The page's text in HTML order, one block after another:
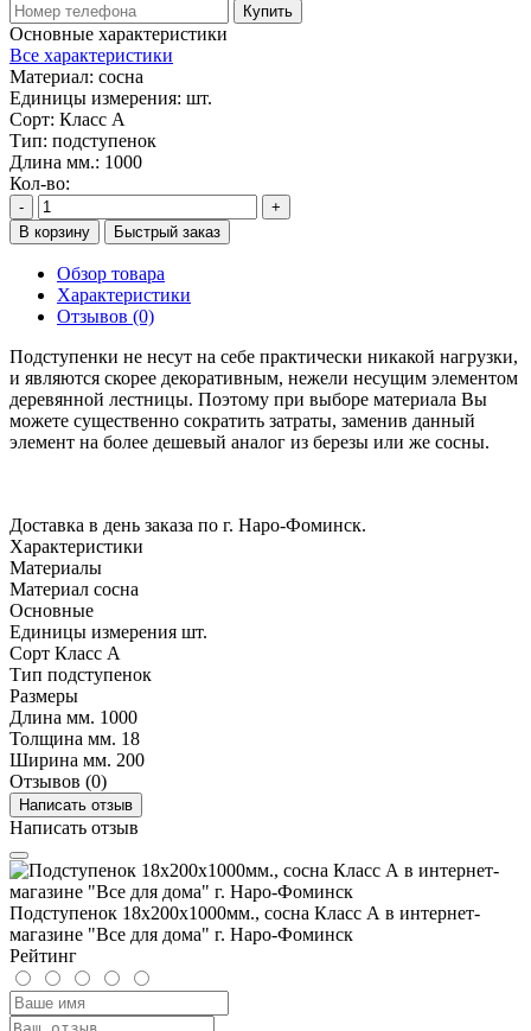
Купить
Основные характеристики
Все характеристики
Материал: сосна
Единицы измерения: шт.
Сорт: Класс А
Тип: подступенок
Длина мм.: 1000
Кол-во:
-
+
В корзину
Быстрый заказ
Обзор товара
Характеристики
Отзывов (0)
Подступенки не несут на себе практически никакой нагрузки,
и являются скорее декоративным, нежели несущим элементом
деревянной лестницы. Поэтому при выборе материала Вы
можете существенно сократить затраты, заменив данный
элемент на более дешевый аналог из березы или же сосны.
Доставка в день заказа по г. Наро-Фоминск.
Характеристики
Материалы
Материал сосна
Основные
Единицы измерения шт.
Сорт Класс А
Тип подступенок
Размеры
Длина мм. 1000
Толщина мм. 18
Ширина мм. 200
Отзывов (0)
Написать отзыв
Написать отзыв
Подступенок 18х200х1000мм., сосна Класс А в интернет-
магазине "Все для дома" г. Наро-Фоминск
Рейтинг